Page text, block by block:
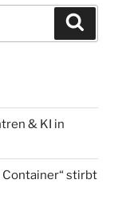
& KI in
Container“ stirbt